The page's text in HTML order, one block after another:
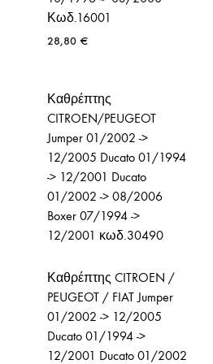
Κωδ.16001
28,80 €
Καθρέπτης
CITROEN/PEUGEOT
Jumper 01/2002 ->
12/2005 Ducato 01/1994
-> 12/2001 Ducato
01/2002 -> 08/2006
Boxer 07/1994 ->
12/2001 κωδ.30490
Καθρέπτης CITROEN /
PEUGEOT / FIAT Jumper
01/2002 -> 12/2005
Ducato 01/1994 ->
12/2001 Ducato 01/2002